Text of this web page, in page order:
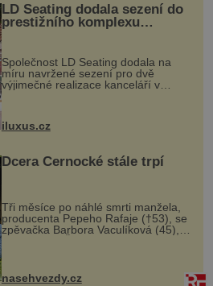
LD Seating dodala sezení do
prestižního komplexu
MediaCityUK v Salfordu
Společnost LD Seating dodala na
míru navržené sezení pro dvě
výjimečné realizace kanceláří v
areálu MediaCityUK v anglickém
Salfordu – konkrétně do budov Blue
budov Media...
iluxus.cz
Dcera Černocké stále trpí
Tři měsíce po náhlé smrti manžela,
producenta Pepeho Rafaje (†53), se
zpěvačka Barbora Vaculíková (45),
dcera Petry Černocké (75), poprvé
ozvala veřejnosti. Na sociální síti
sdílela, že se snaží fung...
nasehvezdy.cz